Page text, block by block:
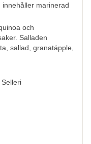
innehåller marinerad
och
Salladen
sallad, granatäpple,